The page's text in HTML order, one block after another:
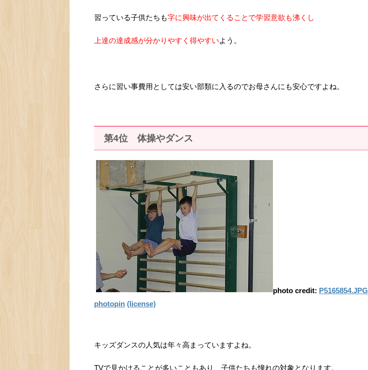
習っている子供たちも字に興味が出てくることで学習意欲も沸くし
上達の達成感が分かりやすく得やすいよう。
さらに習い事費用としては安い部類に入るのでお母さんにも安心ですよね。
第4位 体操やダンス
photo credit: P5165854.JPG
photopin (license)
キッズダンスの人気は年々高まっていますよね。
TVで見かけることが多いこともあり、子供たちも憧れの対象となります。